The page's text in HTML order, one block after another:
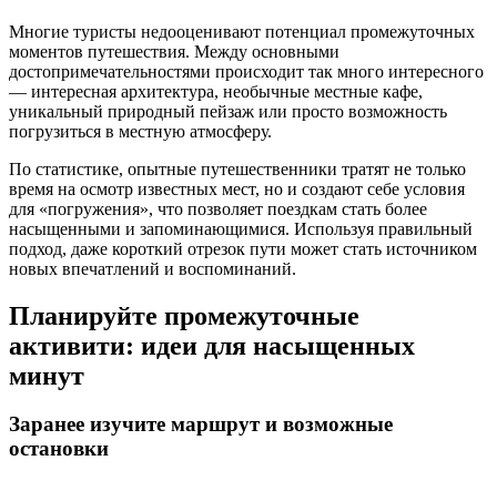
Многие туристы недооценивают потенциал промежуточных
моментов путешествия. Между основными
достопримечательностями происходит так много интересного
— интересная архитектура, необычные местные кафе,
уникальный природный пейзаж или просто возможность
погрузиться в местную атмосферу.
По статистике, опытные путешественники тратят не только
время на осмотр известных мест, но и создают себе условия
для «погружения», что позволяет поездкам стать более
насыщенными и запоминающимися. Используя правильный
подход, даже короткий отрезок пути может стать источником
новых впечатлений и воспоминаний.
Планируйте промежуточные
активити: идеи для насыщенных
минут
Заранее изучите маршрут и возможные
остановки